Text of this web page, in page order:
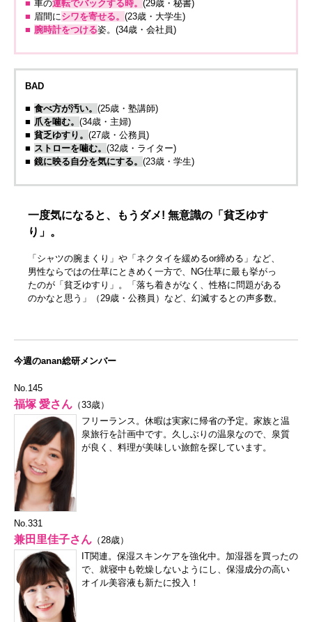
■ 車の運転でバックする時。 (29歳・秘書)
■ 眉間にシワを寄せる。 (23歳・大学生)
■ 腕時計をつける姿。(34歳・会社員)
BAD
■ 食べ方が汚い。 (25歳・塾講師)
■ 爪を噛む。 (34歳・主婦)
■ 貧乏ゆすり。 (27歳・公務員)
■ ストローを噛む。 (32歳・ライター)
■ 鏡に映る自分を気にする。 (23歳・学生)
一度気になると、もうダメ! 無意識の「貧乏ゆす
り」。
「シャツの腕まくり」や「ネクタイを緩めるor締める」など、
男性ならではの仕草にときめく一方で、NG仕草に最も挙がっ
たのが「貧乏ゆすり」。「落ち着きがなく、性格に問題がある
のかなと思う」（29歳・公務員）など、幻滅するとの声多数。
今週のanan総研メンバー
No.145
福塚 愛さん （33歳）
フリーランス。休暇は実家に帰省の予定。家族と温
泉旅行を計画中です。久しぶりの温泉なので、泉質
が良く、料理が美味しい旅館を探しています。
No.331
兼田里佳子さん （28歳）
IT関連。保湿スキンケアを強化中。加湿器を買ったの
で、就寝中も乾燥しないようにし、保湿成分の高い
オイル美容液も新たに投入！